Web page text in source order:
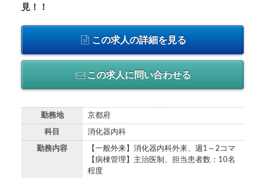
見！！
この求人の詳細を見る
この求人に問い合わせる
勤務地 京都府
科目 消化器内科
勤務内容
【一般外来】消化器内科外来、週1～2コマ
【病棟管理】主治医制、担当患者数：10名
程度